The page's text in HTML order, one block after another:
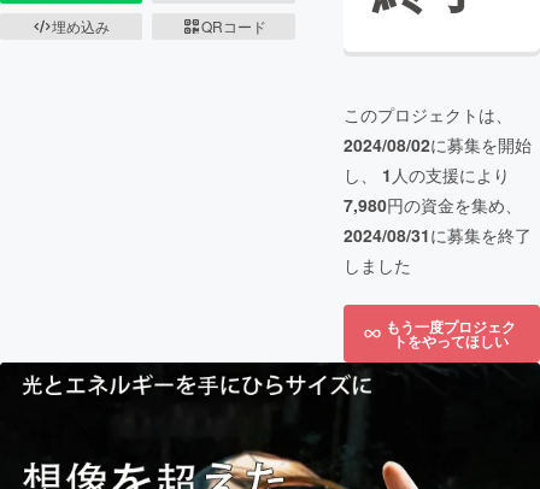
埋め込み
QRコード
このプロジェクトは、
2024/08/02に募集を開始
し、 1 人の支援により
7,980円の資金を集め、
2024/08/31に募集を終了
しました
もう一度プロジェク
トをやってほしい